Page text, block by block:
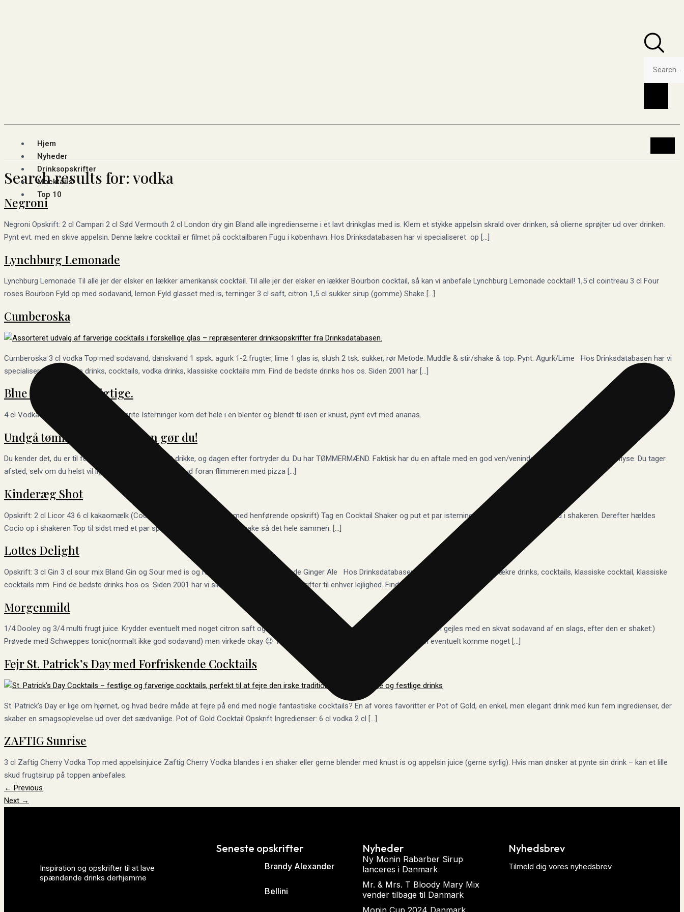
Hjem
Nyheder
Drinksopskrifter
Mocktails
Top 10
Top 10 gin drinks
Top 10 bryllups drinks
Search results for: vodka
Negroni
Negroni Opskrift: 2 cl Campari 2 cl Sød Vermouth 2 cl London dry gin Bland alle ingredienserne i et lavt drinkglas med is. Klem et stykke appelsin skrald over drinken, så olierne sprøjter ud over drinken.
Pynt evt. med en skive appelsin. Denne lækre cocktail er filmet på cocktailbaren Fugu i københavn. Hos Drinksdatabasen har vi specialiseret op […]
Lynchburg Lemonade
Lynchburg Lemonade Til alle jer der elsker en lækker amerikansk cocktail. Til alle jer der elsker en lækker Bourbon cocktail, så kan vi anbefale Lynchburg Lemonade cocktail! 1,5 cl cointreau 3 cl Four
roses Bourbon Fyld op med sodavand, lemon Fyld glasset med is, terninger 3 cl saft, citron 1,5 cl sukker sirup (gomme) Shake […]
Cumberoska
Cumberoska 3 cl vodka Top med sodavand, danskvand 1 spsk. agurk 1-2 frugter, lime 1 glas is, slush 2 tsk. sukker, rør Metode: Muddle & stir/shake & top. Pynt: Agurk/Lime Hos Drinksdatabasen har vi
specialiseret op i lækre drinks, cocktails, vodka drinks, klassiske cocktails mm. Find de bedste drinks hos os. Siden 2001 har […]
Blue Hawaii, den rigtige.
4 cl Vodka 2 cl Monin Blå Curacao Sprite Isterninger kom det hele i en blenter og blendt til isen er knust, pynt evt med ananas.
Undgå tømmermænd – Sådan gør du!
Du kender det, du er til fest, du får lidt for meget at drikke, og dagen efter fortryder du. Du har TØMMERMÆND. Faktisk har du en aftale med en god ven/veninde men du nænner ikke at aflyse. Du tager
afsted, selv om du helst vil ligge hjemme og sove den ud foran flimmeren med pizza […]
Kinderæg Shot
Opskrift: 2 cl Licor 43 6 cl kakaomælk (Cocio) 2 cl fløde (Ca. 5 shots med henførende opskrift) Tag en Cocktail Shaker og put et par isterninger i. Hæld 2 cl. Likør 43 ned i shakeren. Derefter hældes
Cocio op i shakeren Top til sidst med et par spiseskeer flødeskum, og shake så det hele sammen. […]
Lottes Delight
Opskrift: 3 cl Gin 3 cl sour mix Bland Gin og Sour med is og rør rundt, tilsæt efterfølgende Ginger Ale Hos Drinksdatabasen har vi specialiseret op i lækre drinks, cocktails, klassiske cocktail, klassiske
cocktails mm. Find de bedste drinks hos os. Siden 2001 har vi sikret danskerne lækre opskrifter til enhver lejlighed. Find […]
Morgenmild
1/4 Dooley og 3/4 multi frugt juice. Krydder eventuelt med noget citron saft og/eller Citronmelisse. Shakes med 4-5 isterninger. Kan gejles med en skvat sodavand af en slags, efter den er shaket:)
Prøvede med Schweppes tonic(normalt ikke god sodavand) men virkede okay 😉 Til folk der ønsker ekstra procenter i, kan man eventuelt komme noget […]
Fejr St. Patrick’s Day med Forfriskende Cocktails
St. Patrick’s Day er lige om hjørnet, og hvad bedre måde at fejre på end med nogle fantastiske cocktails? En af vores favoritter er Pot of Gold, en enkel, men elegant drink med kun fem ingredienser, der
skaber en smagsoplevelse ud over det sædvanlige. Pot of Gold Cocktail Opskrift Ingredienser: 6 cl vodka 2 cl […]
ZAFTIG Sunrise
3 cl Zaftig Cherry Vodka Top med appelsinjuice Zaftig Cherry Vodka blandes i en shaker eller gerne blender med knust is og appelsin juice (gerne syrlig). Hvis man ønsker at pynte sin drink – kan et lille
skud frugtsirup på toppen anbefales.
← Previous
Next →
Inspiration og opskrifter til at lave
spændende drinks derhjemme
Seneste opskrifter
Brandy Alexander
Bellini
Nyheder
Ny Monin Rabarber Sirup
lanceres i Danmark
Mr. & Mrs. T Bloody Mary Mix
vender tilbage til Danmark
Monin Cup 2024 Danmark
Nyhedsbrev
Tilmeld dig vores nyhedsbrev